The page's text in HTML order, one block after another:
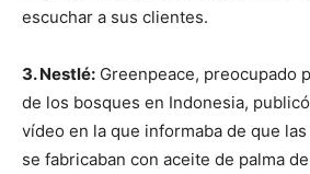
escuchar a sus clientes.
3. Nestlé: Greenpeace, preocupado
de los bosques en Indonesia,
vídeo en la que informaba de que
se fabricaban con aceite de palma